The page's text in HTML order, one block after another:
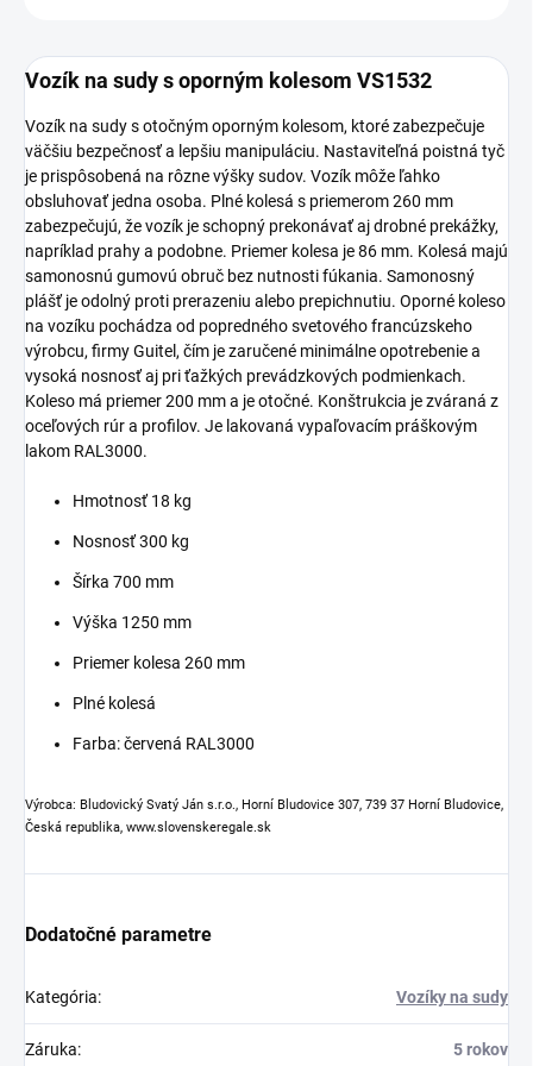
Vozík na sudy s oporným kolesom VS1532
Vozík na sudy s otočným oporným kolesom, ktoré zabezpečuje
väčšiu bezpečnosť a lepšiu manipuláciu. Nastaviteľná poistná tyč
je prispôsobená na rôzne výšky sudov. Vozík môže ľahko
obsluhovať jedna osoba. Plné kolesá s priemerom 260 mm
zabezpečujú, že vozík je schopný prekonávať aj drobné prekážky,
napríklad prahy a podobne. Priemer kolesa je 86 mm. Kolesá majú
samonosnú gumovú obruč bez nutnosti fúkania. Samonosný
plášť je odolný proti prerazeniu alebo prepichnutiu. Oporné koleso
na vozíku pochádza od popredného svetového francúzskeho
výrobcu, firmy Guitel, čím je zaručené minimálne opotrebenie a
vysoká nosnosť aj pri ťažkých prevádzkových podmienkach.
Koleso má priemer 200 mm a je otočné. Konštrukcia je zváraná z
oceľových rúr a profilov. Je lakovaná vypaľovacím práškovým
lakom RAL3000.
Hmotnosť 18 kg
Nosnosť 300 kg
Šírka 700 mm
Výška 1250 mm
Priemer kolesa 260 mm
Plné kolesá
Farba: červená RAL3000
Výrobca: Bludovický Svatý Ján s.r.o., Horní Bludovice 307, 739 37 Horní Bludovice,
Česká republika, www.slovenskeregale.sk
Dodatočné parametre
Kategória: Vozíky na sudy
Záruka: 5 rokov